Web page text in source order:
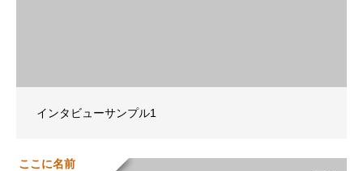
インタビューサンプル1
ここに名前